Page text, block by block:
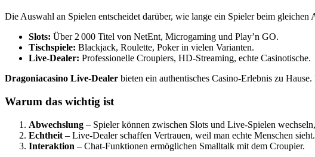
Die Auswahl an Spielen entscheidet darüber, wie lange ein Spieler beim gleichen
Slots: Über 2 000 Titel von NetEnt, Microgaming und Play’n GO.
Tischspiele: Blackjack, Roulette, Poker in vielen Varianten.
Live‑Dealer: Professionelle Croupiers, HD‑Streaming, echte Casinotische.
Dragoniacasino Live‑Dealer bieten ein authentisches Casino‑Erlebnis zu
Warum das wichtig ist
Abwechslung – Spieler können zwischen Slots und Live‑Spielen
Echtheit – Live‑Dealer schaffen Vertrauen, weil man echte Menschen sieht.
Interaktion – Chat‑Funktionen ermöglichen Smalltalk mit dem Croupier.